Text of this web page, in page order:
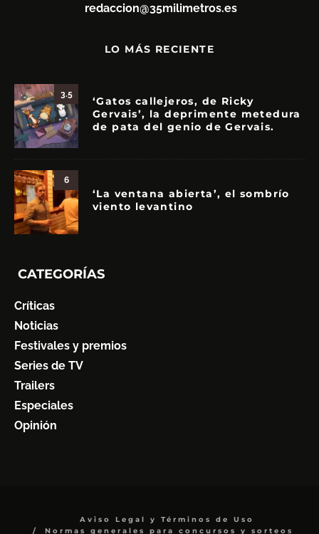
redaccion@35milimetros.es
LO MÁS RECIENTE
3.5
‘Gatos callejeros, de Ricky
Gervais’, la deprimente metedura
de pata del genio de Gervais.
6
‘La ventana abierta’, el sombrío
viento levantino
CATEGORÍAS
Críticas
Noticias
Festivales y premios
Series de TV
Trailers
Especiales
Opinión
Aviso Legal y Términos de Uso
Normas generales para concursos y sorteos